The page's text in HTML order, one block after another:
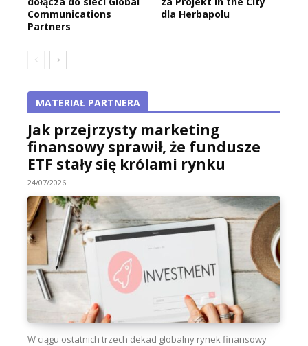
Communications
Partners
dla Herbapolu
MATERIAŁ PARTNERA
Jak przejrzysty marketing
finansowy sprawił, że fundusze
ETF stały się królami rynku
24/07/2026
W ciągu ostatnich trzech dekad globalny rynek finansowy